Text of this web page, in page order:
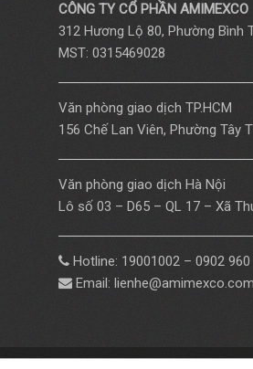
CÔNG TY CỔ PHẦN AMIMEXCO
312 Hương Lộ 80, Phường Bình
MST: 0315469028
Văn phòng giao dịch TP.HCM
156 Chế Lan Viên, Phường Tây
Văn phòng giao dịch Hà Nội
Lô số 03 – D65 – QL 17 – Xã
Hotline: 19001002 – 0902 960
Email: lienhe@amimexco.com